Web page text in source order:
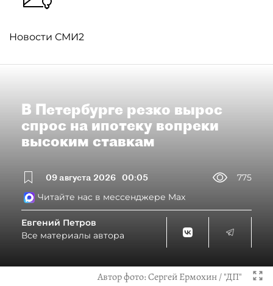
Новости СМИ2
В Петербурге резко вырос
спрос на ипотеку вопреки
высоким ставкам
09 августа 2026 00:05
775
Читайте нас в мессенджере Max
Евгений Петров
Все материалы автора
Автор фото:Сергей Ермохин / "ДП"